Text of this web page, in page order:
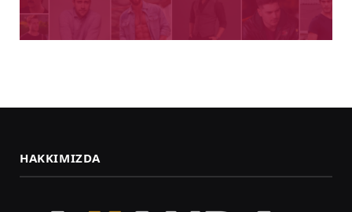
HAKKIMIZDA